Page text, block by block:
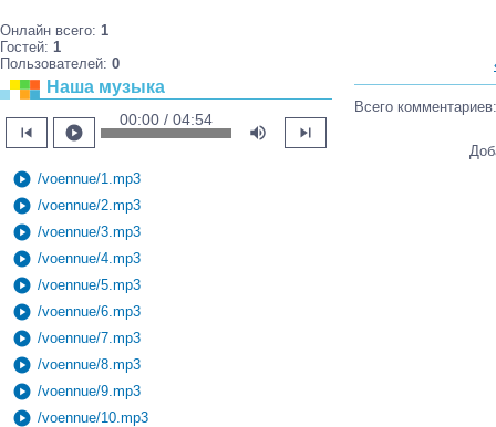
Онлайн всего: 1
Гостей: 1
Пользователей: 0
Наша музыка
skip_previous play_circle
00:00 / 04:54
volume_up skip_next
play_circle /voennue/1.mp3
play_circle /voennue/2.mp3
play_circle /voennue/3.mp3
play_circle /voennue/4.mp3
play_circle /voennue/5.mp3
play_circle /voennue/6.mp3
play_circle /voennue/7.mp3
play_circle /voennue/8.mp3
play_circle /voennue/9.mp3
play_circle /voennue/10.mp3
Всего комментариев